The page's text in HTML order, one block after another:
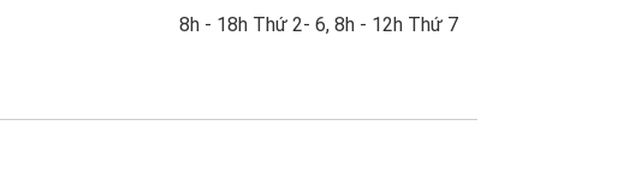
8h - 18h Thứ 2- 6, 8h - 12h Thứ 7